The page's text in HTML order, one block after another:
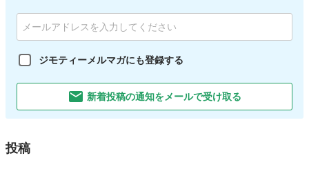
ジモティーメルマガにも登録する
新着投稿の通知をメールで受け取る
投稿